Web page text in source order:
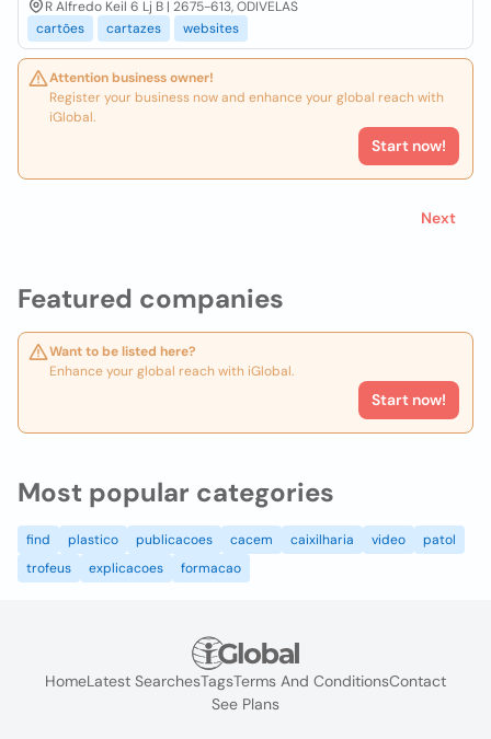
Featured companies
Want to be listed here?
Enhance your global reach with iGlobal.
Start now!
R Alfredo Keil 6 Lj B | 2675-613, ODIVELAS
cartões
cartazes websites
Attention business owner!
Register your business now and enhance your global reach with
iGlobal.
Start now!
Next
Most popular categories
find plastico publicacoes cacem caixilharia video
patol
trofeus
explicacoes formacao
HomeLatest SearchesTagsTerms And ConditionsContact
See Plans